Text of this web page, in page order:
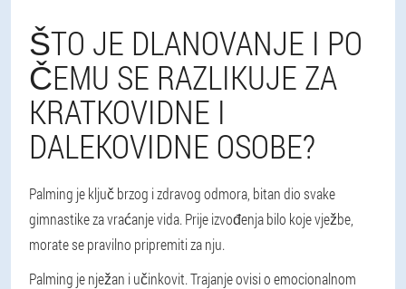
ŠTO JE DLANOVANJE I PO
ČEMU SE RAZLIKUJE ZA
KRATKOVIDNE I
DALEKOVIDNE OSOBE?
Palming je ključ brzog i zdravog odmora, bitan dio svake
gimnastike za vraćanje vida. Prije izvođenja bilo koje vježbe,
morate se pravilno pripremiti za nju.
Palming je nježan i učinkovit. Trajanje ovisi o emocionalnom